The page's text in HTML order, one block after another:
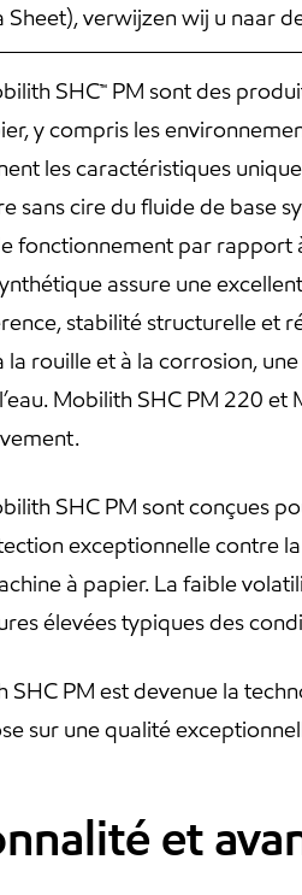
Sheet), verwijzen wij u naar
SHC™ PM sont des
y compris les
les caractéristiques
sans cire du fluide de base
fonctionnement par rapport
assure une
stabilité structurelle et
la rouille et à la corrosion,
Mobilith SHC PM 220
SHC PM sont conçues
exceptionnelle contre
à papier. La faible
élevées typiques des
SHC PM est devenue la
sur une qualité
et